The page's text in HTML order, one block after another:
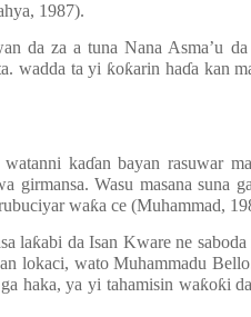
1987).
da za a tuna Nana Asma’u
wadda ta yi ƙoƙarin haɗa kan
kaɗan bayan rasuwar
girmansa. Wasu masana suna
waƙa ce (Muhammad,
laƙabi da Isan Kware ne saboda
lokaci, wato Muhammadu
haka, ya yi tahamisin waƙoƙi